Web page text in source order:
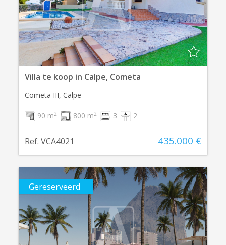
Villa te koop in Calpe, Cometa
Cometa III, Calpe
90 m2 800 m2 3 2
Ref. VCA4021 435.000 €
Gereserveerd